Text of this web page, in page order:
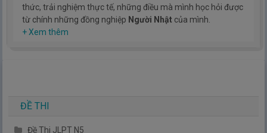
thức, trải nghiệm thực tế, những điều mà mình học hỏi được
từ chính những đồng nghiệp Người Nhật của mình.
Hy vọng rằng kinh nghiệm mà mình có được sẽ giúp các bạn
+ Xem thêm
ĐỀ THI
Đề Thi JLPT N5